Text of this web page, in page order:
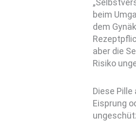
beim
dem
aber die
Risiko
Diese
Eisprung